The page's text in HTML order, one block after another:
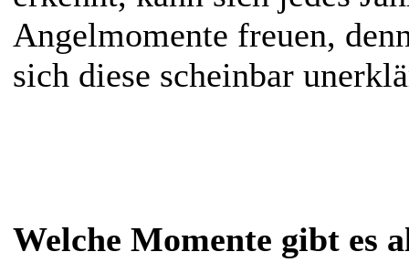
Angelmomente freuen,
sich diese scheinbar
Welche Momente gibt es